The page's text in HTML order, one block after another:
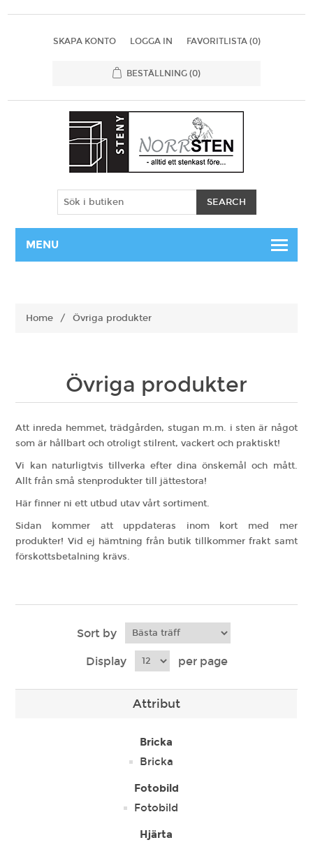
SKAPA KONTO LOGGA IN FAVORITLISTA (0)
BESTÄLLNING (0)
MENU
Home / Övriga produkter
Övriga produkter
Att inreda hemmet, trädgården, stugan m.m. i sten är något
som är hållbart och otroligt stilrent, vackert och praktiskt!
Vi kan naturligtvis tillverka efter dina önskemål och mått.
Allt från små stenprodukter till jättestora!
Här finner ni ett utbud utav vårt sortiment.
Sidan kommer att uppdateras inom kort med mer
produkter! Vid ej hämtning från butik tillkommer frakt samt
förskottsbetalning krävs.
Sort by
Display per page
Attribut
Bricka
Bricka
Fotobild
Fotobild
Hjärta